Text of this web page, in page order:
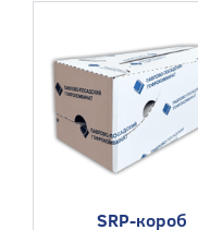
SRP-короб